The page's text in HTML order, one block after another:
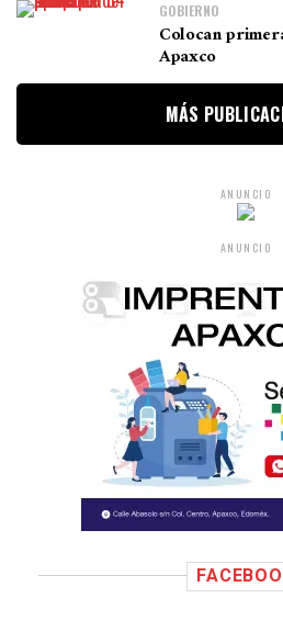
GOBIERNO
Colocan
Apaxco
MÁS
ANUNCIO
ANUNCIO